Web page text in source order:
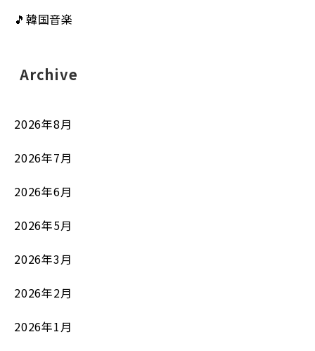
🎵韓国音楽
Archive
2026年8月
2026年7月
2026年6月
2026年5月
2026年3月
2026年2月
2026年1月